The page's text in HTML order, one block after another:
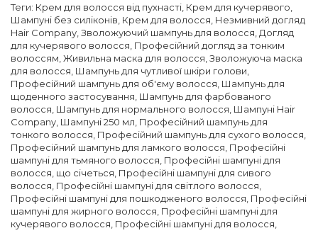
Теги: Крем для волосся від пухнасті Крем для кучерявого
Шампуні без силіконів Крем для волосся Незмивний догляд
Hair Company Зволожуючий шампунь для волосся Догляд
для кучерявого волосся Професійний догляд за тонким
волоссям Живильна маска для волосся Зволожуюча маска
для волосся Шампунь для чутливої ​​шкіри голови
Професійний шампунь для об'єму волосся Шампунь для
щоденного застосування Шампунь для фарбованого
волосся Шампунь для нормального волосся Шампуні Hair
Company Шампуні 250 мл Професійний шампунь для
тонкого волосся Професійний шампунь для сухого волосся
Професійний шампунь для ламкого волосся Професійні
шампуні для тьмяного волосся Професійні шампуні для
волосся, що січеться Професійні шампуні для сивого
волосся Професійні шампуні для світлого волосся
Професійні шампуні для пошкодженого волосся Професійні
шампуні для жирного волосся Професійні шампуні для
кучерявого волосся Професійні шампуні для волосся